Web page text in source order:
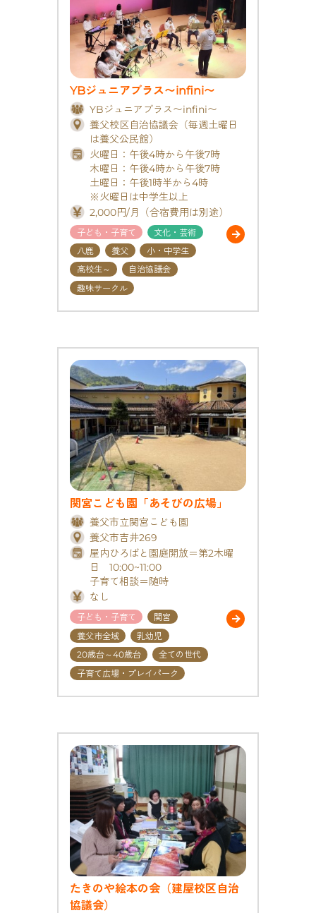
YBジュニアブラス〜infini〜
YBジュニアブラス〜infini〜
養父校区自治協議会（毎週土曜日
は養父公民館）
火曜日：午後4時から午後7時
木曜日：午後4時から午後7時
土曜日：午後1時半から4時
※火曜日は中学生以上
2,000円/月（合宿費用は別途）
子ども・子育て
文化・芸術
八鹿
養父
小・中学生
高校生～
自治協議会
趣味サークル
関宮こども園「あそびの広場」
養父市立関宮こども園
養父市吉井269
屋内ひろばと園庭開放＝第2木曜
日 10:00~11:00
子育て相談＝随時
なし
子ども・子育て
関宮
養父市全域
乳幼児
20歳台～40歳台
全ての世代
子育て広場・プレイパーク
たきのや絵本の会（建屋校区自治
協議会）